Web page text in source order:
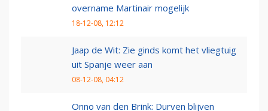
overname Martinair mogelijk
18-12-08, 12:12
Jaap de Wit: Zie ginds komt het vliegtuig
uit Spanje weer aan
08-12-08, 04:12
Onno van den Brink: Durven blijven